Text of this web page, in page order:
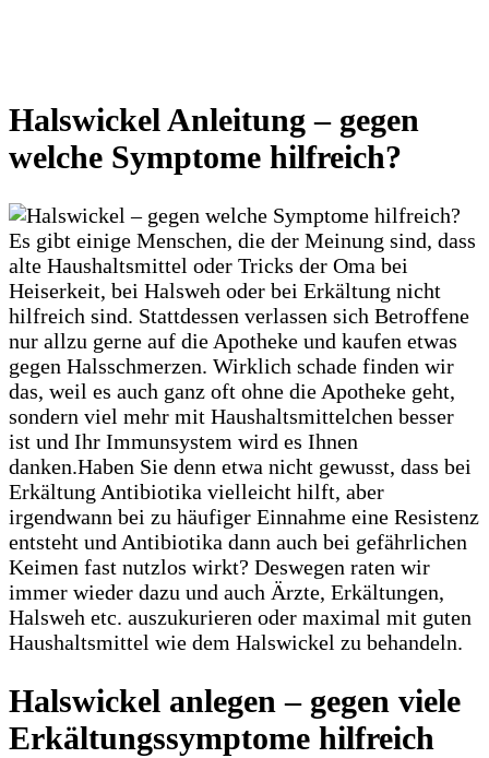
Halswickel Anleitung – gegen
welche Symptome hilfreich?
Es gibt einige Menschen, die der Meinung sind, dass
alte Haushaltsmittel oder Tricks der Oma bei
Heiserkeit, bei Halsweh oder bei Erkältung nicht
hilfreich sind. Stattdessen verlassen sich Betroffene
nur allzu gerne auf die Apotheke und kaufen etwas
gegen Halsschmerzen. Wirklich schade finden wir
das, weil es auch ganz oft ohne die Apotheke geht,
sondern viel mehr mit Haushaltsmittelchen besser
ist und Ihr Immunsystem wird es Ihnen
danken.Haben Sie denn etwa nicht gewusst, dass bei
Erkältung Antibiotika vielleicht hilft, aber
irgendwann bei zu häufiger Einnahme eine Resistenz
entsteht und Antibiotika dann auch bei gefährlichen
Keimen fast nutzlos wirkt? Deswegen raten wir
immer wieder dazu und auch Ärzte, Erkältungen,
Halsweh etc. auszukurieren oder maximal mit guten
Haushaltsmittel wie dem Halswickel zu behandeln.
Halswickel anlegen – gegen viele
Erkältungssymptome hilfreich